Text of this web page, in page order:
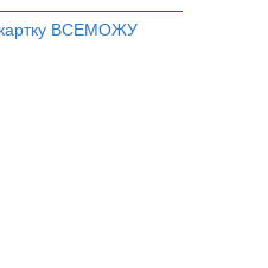
картку ВСЕМОЖУ